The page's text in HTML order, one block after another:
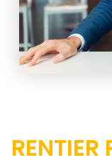
RENTIER